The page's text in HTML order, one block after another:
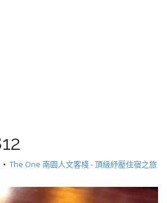
• The One 南園人文客棧 - 頂級紓壓住宿之旅